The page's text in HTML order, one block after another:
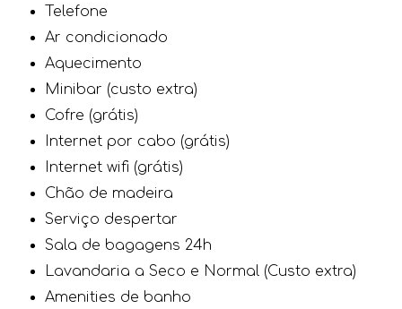
Telefone
Ar condicionado
Aquecimento
Minibar (custo extra)
Cofre (grátis)
Internet por cabo (grátis)
Internet wifi (grátis)
Chão de madeira
Serviço despertar
Sala de bagagens 24h
Lavandaria a Seco e Normal (Custo extra)
Amenities de banho